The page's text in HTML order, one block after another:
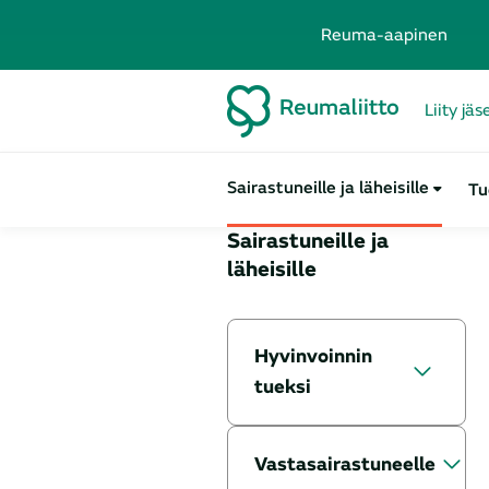
Reuma-aapinen
Liity
Sairastuneille ja läheisille
Sairastuneille ja
läheisille
Hyvinvoinnin
tueksi
Liitännäissairaudet
Vastasairastuneelle